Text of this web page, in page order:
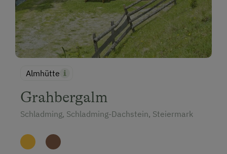
Almhütte
Grahbergalm
Schladming, Schladming-Dachstein, Steiermark